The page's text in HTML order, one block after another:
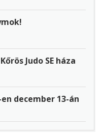
Judo SE háza
december 13-án